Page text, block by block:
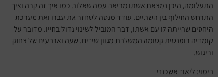
התעלומה, היכן נמצאת אשתו מביאה עמה שאלות כמו איך זה קרה ואיך
התרחש החילוף בין השתיים. עודד מנסה לשחזר את עברו ואת מערכת
היחסים שהייתה לו עם אשתו, דבר המוביל לשינוי גדול בחייו. מדובר על
קומדיה רומנטית קסומה המשלבת מגוון שירים. שעה וארבעים של צחוק
וריגוש.
בימוי: ליאור אשכנזי